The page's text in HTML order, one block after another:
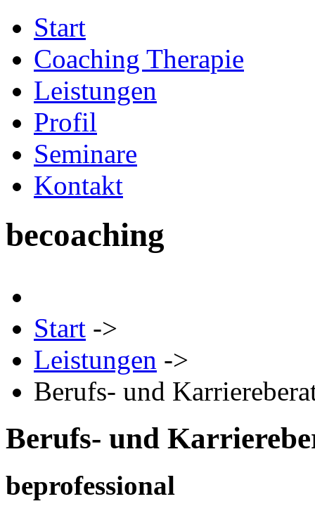
Start
Coaching Therapie
Leistungen
Profil
Seminare
Kontakt
becoaching
Start ->
Leistungen ->
Berufs- und
Berufs- und
beprofessional